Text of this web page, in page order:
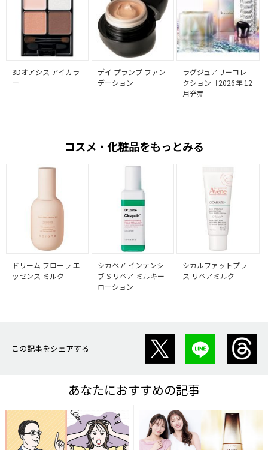
3Dオアシス アイカラ
ー
デイ プランプ ファン
デーション
ラグジュアリーコレ
クション［2026年 12
月発売］
コスメ・化粧品をもっとみる
ドリーム フローラ エ
ッセンス ミルク
シカペア インテンシ
ブ S リペア ミルキー
ローション
シカルファットプラ
ス リペアミルク
この記事をシェアする
あなたにおすすめの記事